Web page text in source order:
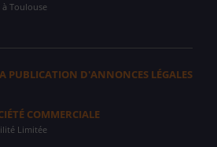
Toulouse
PUBLICATION D'ANNONCES LÉGALES
COMMERCIALE
Limitée